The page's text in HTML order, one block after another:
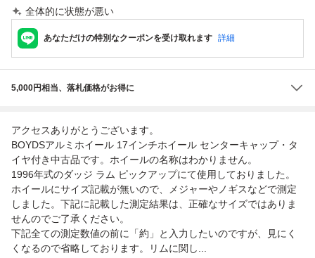
全体的に状態が悪い
あなただけの特別なクーポンを受け取れます 詳細
5,000円相当、落札価格がお得に
アクセスありがとうございます。
BOYDSアルミホイール 17インチホイール センターキャップ・タ
イヤ付き中古品です。ホイールの名称はわかりません。
1996年式のダッジ ラム ピックアップにて使用しておりました。
ホイールにサイズ記載が無いので、メジャーやノギスなどで測定
しました。下記に記載した測定結果は、正確なサイズではありま
せんのでご了承ください。
下記全ての測定数値の前に「約」と入力したいのですが、見にく
くなるので省略しております。リムに関し...